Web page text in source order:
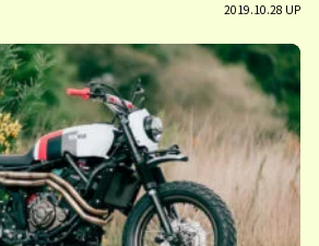
2019.10.28 UP